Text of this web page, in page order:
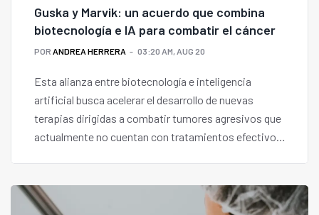
Guska y Marvik: un acuerdo que combina
biotecnología e IA para combatir el cáncer
POR ANDREA HERRERA 03:20 AM, AUG 20
Esta alianza entre biotecnología e inteligencia
artificial busca acelerar el desarrollo de nuevas
terapias dirigidas a combatir tumores agresivos que
actualmente no cuentan con tratamientos efectivos,